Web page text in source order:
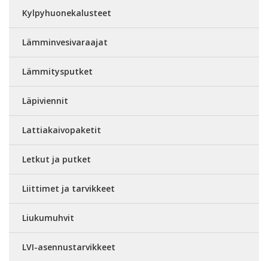
Kylpyhuonekalusteet
Lämminvesivaraajat
Lämmitysputket
Läpiviennit
Lattiakaivopaketit
Letkut ja putket
Liittimet ja tarvikkeet
Liukumuhvit
LVI-asennustarvikkeet